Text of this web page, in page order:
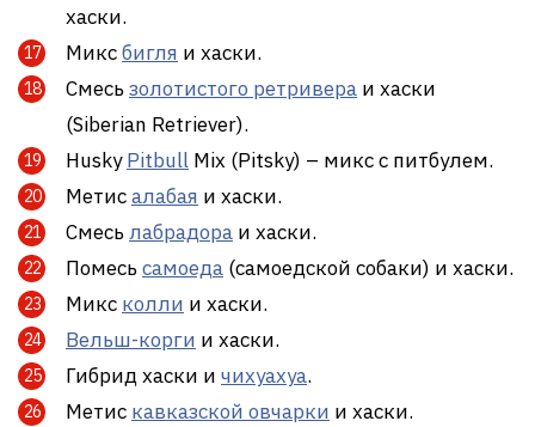
хаски.
Миксбигля и хаски.
Смесь золотистого ретривера и хаски
(Siberian Retriever).
HuskyPitbull Mix (Pitsky) – микс с питбулем.
Метисалабая и хаски.
Смесь лабрадора и хаски.
Помесь самоеда (самоедской собаки) и хаски.
Микс колли и хаски.
Вельш-корги и хаски.
Гибрид хаски и чихуахуа.
Метис кавказской овчарки и хаски.